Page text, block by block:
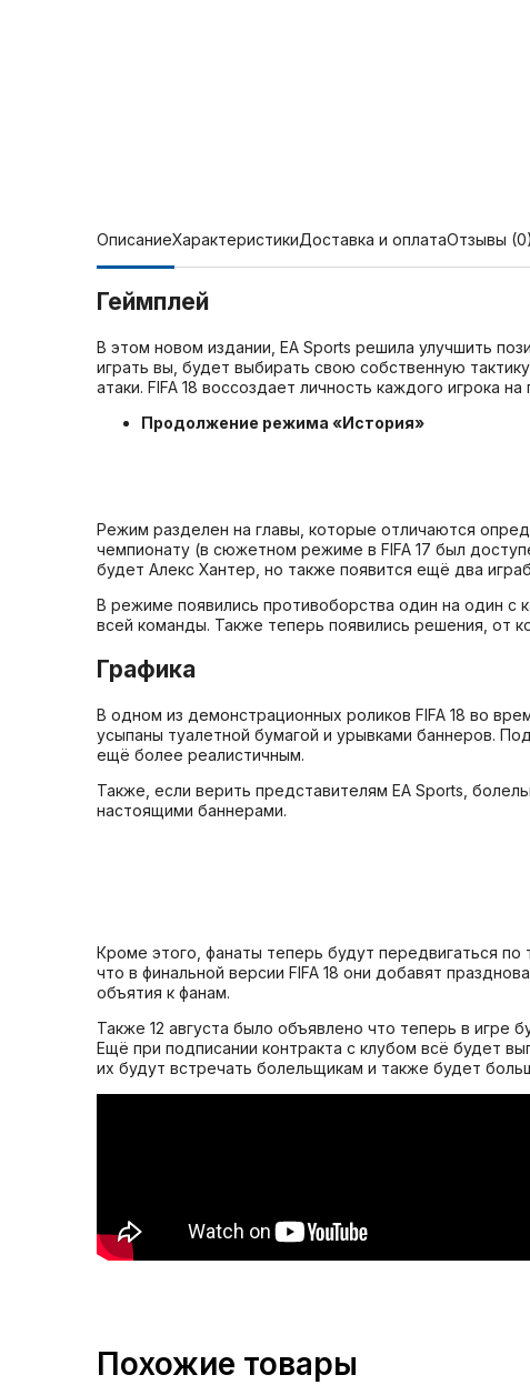
ОписаниеХарактеристикиДоставка и оплатаОтзывы (0)
Геймплей
В этом новом издании, EA Sports решила улучшить
играть вы, будет выбирать свою собственную
атаки. FIFA 18 воссоздает личность каждого игрока
Продолжение режима «История»
Режим разделен на главы, которые отличаются
чемпионату (в сюжетном режиме в FIFA 17 был
будет Алекс Хантер, но также появится ещё два
В режиме появились противоборства один на один с
всей команды. Также теперь появились решения, от
Графика
В одном из демонстрационных роликов FIFA 18 во
усыпаны туалетной бумагой и урывками баннеров.
ещё более реалистичным.
Также, если верить представителям EA Sports,
настоящими баннерами.
Кроме этого, фанаты теперь будут передвигаться
что в финальной версии FIFA 18 они добавят
объятия к фанам.
Также 12 августа было объявлено что теперь в игре
Ещё при подписании контракта с клубом всё будет
их будут встречать болельщикам и также будет
Похожие товары